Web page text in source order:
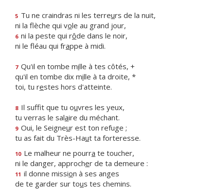
5 Tu ne craindras ni les terreurs de la nuit,
ni la flèche qui vole au grand jour,
6 ni la peste qui rôde dans le noir,
ni le fléau qui frappe à midi.
7 Qu'il en tombe mille à tes côtés, +
qu'il en tombe dix mille à ta droite, *
toi, tu restes hors d'atteinte.
8 Il suffit que tu ouvres les yeux,
tu verras le salaire du méchant.
9 Oui, le Seigneur est ton refuge ;
tu as fait du Très-Haut ta forteresse.
10 Le malheur ne pourra te toucher,
ni le danger, approcher de ta demeure :
11 il donne mission à ses anges
de te garder sur tous tes chemins.